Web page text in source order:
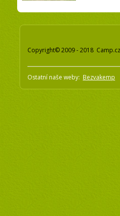
Copyright© 2009 - 2018
Ostatní naše weby: Bezvakemp